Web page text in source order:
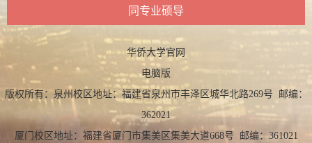
同专业硕导
华侨大学官网
电脑版
版权所有：泉州校区地址：福建省泉州市丰泽区城华北路269号 邮编：
362021
厦门校区地址：福建省厦门市集美区集美大道668号 邮编：361021